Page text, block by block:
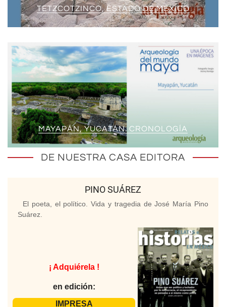
TETZCOTZINCO, ESTADO DE MÉXICO
MAYAPÁN, YUCATÁN. CRONOLOGÍA
DE NUESTRA CASA EDITORA
PINO SUÁREZ
El poeta, el político. Vida y tragedia de José María Pino
Suárez.
¡ Adquiérela !
en edición:
IMPRESA